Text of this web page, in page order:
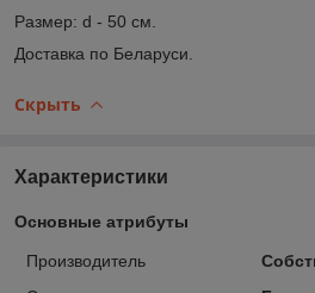
Размер: d - 50 см.
Доставка по Беларуси.
Скрыть
Характеристики
Основные атрибуты
Производитель